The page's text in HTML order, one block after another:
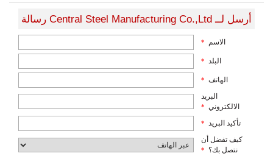
أرسل لــ Central Steel Manufacturing Co.,Ltd رسالة
الاسم *
البلد *
الهاتف *
البريد
الالكتروني *
تأكيد البريد *
كيف تفضل أن
نتصل بك؟ *